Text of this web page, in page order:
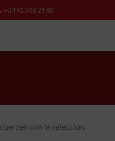
+34 913 08 24 80
con la selección.